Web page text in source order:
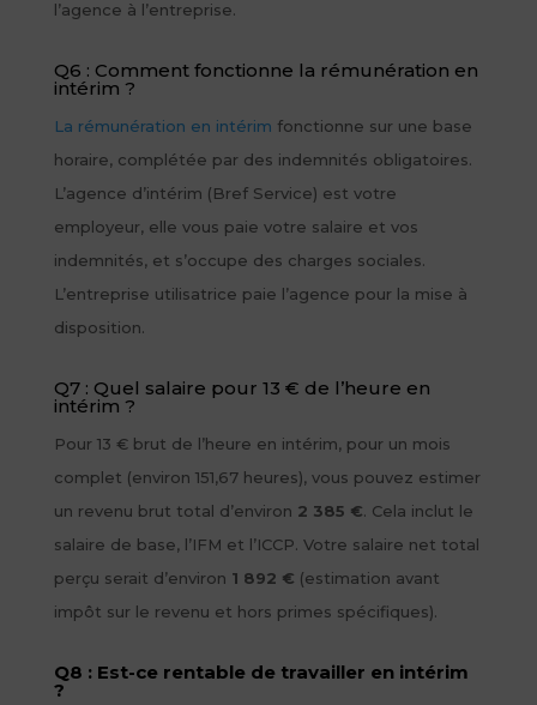
l’agence à l’entreprise.
Q6 : Comment fonctionne la rémunération en
intérim ?
La rémunération en intérim fonctionne sur une base
horaire, complétée par des indemnités obligatoires.
L’agence d’intérim (Bref Service) est votre
employeur, elle vous paie votre salaire et vos
indemnités, et s’occupe des charges sociales.
L’entreprise utilisatrice paie l’agence pour la mise à
disposition.
Q7 : Quel salaire pour 13 € de l’heure en
intérim ?
Pour 13 € brut de l’heure en intérim, pour un mois
complet (environ 151,67 heures), vous pouvez estimer
un revenu brut total d’environ 2 385 €. Cela inclut le
salaire de base, l’IFM et l’ICCP. Votre salaire net total
perçu serait d’environ 1 892 € (estimation avant
impôt sur le revenu et hors primes spécifiques).
Q8 : Est-ce rentable de travailler en intérim
?